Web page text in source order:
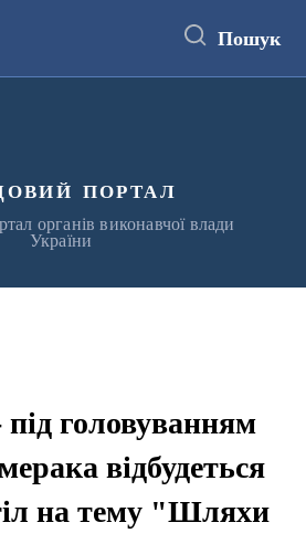
Пошук
портал
органів виконавчої влади
України
головуванням
відбудеться
на тему "Шляхи